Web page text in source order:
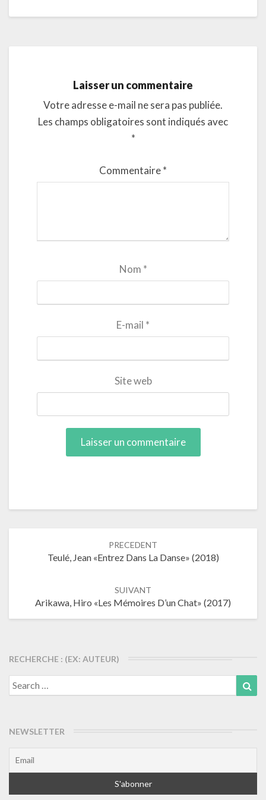
Laisser un commentaire
Votre adresse e-mail ne sera pas publiée.
Les champs obligatoires sont indiqués avec
*
Commentaire*
Nom *
E-mail *
Site web
PRECEDENT
Teulé, Jean «Entrez Dans La Danse» (2018)
SUIVANT
Arikawa, Hiro «Les Mémoires D’un Chat» (2017)
RECHERCHE : (EX: AUTEUR)
Search
for:
NEWSLETTER